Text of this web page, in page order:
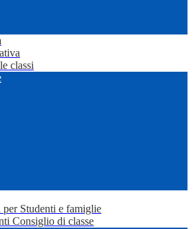
classi
Studenti e famiglie
Consiglio di classe